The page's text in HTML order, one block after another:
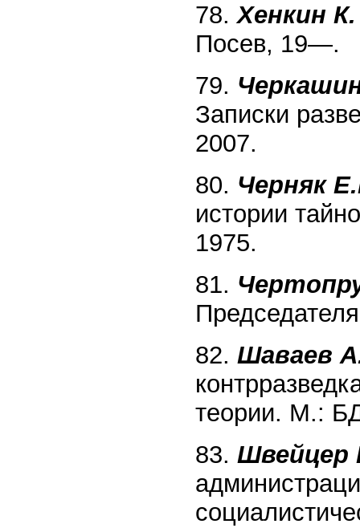
78.Хенкин К.
Посев, 19—.
79.
Записки
2007.
80. Черняк
истории
1975.
81.
82. Шаваев
теории. М.:
83. Швейцер